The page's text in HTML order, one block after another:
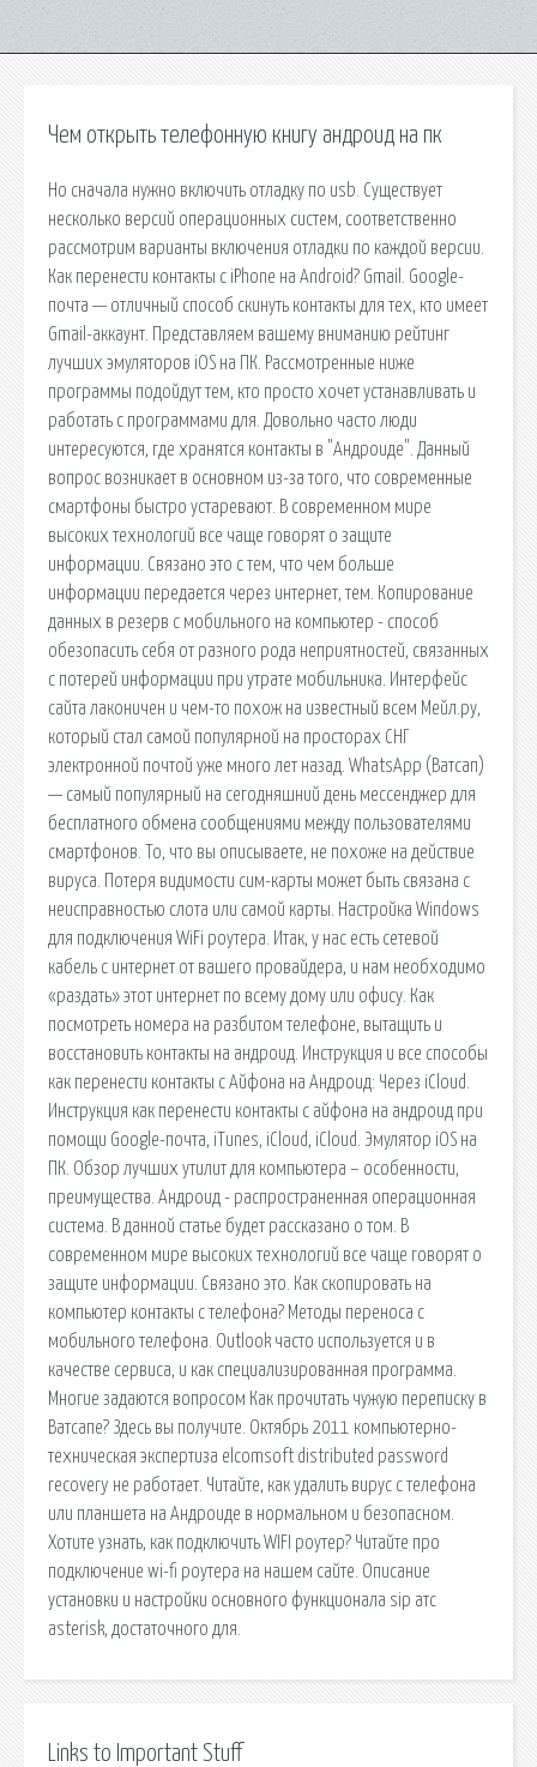
Чем открыть телефонную книгу андроид на пк
Но сначала нужно включить отладку по usb. Существует
несколько версий операционных систем, соответственно
рассмотрим варианты включения отладки по каждой версии.
Как перенести контакты с iPhone на Android? Gmail. Google-
почта — отличный способ скинуть контакты для тех, кто имеет
Gmail-аккаунт. Представляем вашему вниманию рейтинг
лучших эмуляторов iOS на ПК. Рассмотренные ниже
программы подойдут тем, кто просто хочет устанавливать и
работать с программами для. Довольно часто люди
интересуются, где хранятся контакты в "Андроиде". Данный
вопрос возникает в основном из-за того, что современные
смартфоны быстро устаревают. В современном мире
высоких технологий все чаще говорят о защите
информации. Связано это с тем, что чем больше
информации передается через интернет, тем. Копирование
данных в резерв с мобильного на компьютер - способ
обезопасить себя от разного рода неприятностей, связанных
с потерей информации при утрате мобильника. Интерфейс
сайта лаконичен и чем-то похож на известный всем Мейл.ру,
который стал самой популярной на просторах СНГ
электронной почтой уже много лет назад. WhatsApp (Ватсап)
— самый популярный на сегодняшний день мессенджер для
бесплатного обмена сообщениями между пользователями
смартфонов. То, что вы описываете, не похоже на действие
вируса. Потеря видимости сим-карты может быть связана с
неисправностью слота или самой карты. Настройка Windows
для подключения WiFi роутера. Итак, у нас есть сетевой
кабель с интернет от вашего провайдера, и нам необходимо
«раздать» этот интернет по всему дому или офису. Как
посмотреть номера на разбитом телефоне, вытащить и
восстановить контакты на андроид. Инструкция и все способы
как перенести контакты с Айфона на Андроид: Через iCloud.
Инструкция как перенести контакты с айфона на андроид при
помощи Google-почта, iTunes, iCloud, iCloud. Эмулятор iOS на
ПК. Обзор лучших утилит для компьютера – особенности,
преимущества. Андроид - распространенная операционная
система. В данной статье будет рассказано о том. В
современном мире высоких технологий все чаще говорят о
защите информации. Связано это. Как скопировать на
компьютер контакты с телефона? Методы переноса с
мобильного телефона. Outlook часто используется и в
качестве сервиса, и как специализированная программа.
Многие задаются вопросом Как прочитать чужую переписку в
Ватсапе? Здесь вы получите. Октябрь 2011 компьютерно-
техническая экспертиза elcomsoft distributed password
recovery не работает. Читайте, как удалить вирус с телефона
или планшета на Андроиде в нормальном и безопасном.
Хотите узнать, как подключить WIFI роутер? Читайте про
подключение wi-fi роутера на нашем сайте. Описание
установки и настройки основного функционала sip атс
asterisk, достаточного для.
Links to Important Stuff